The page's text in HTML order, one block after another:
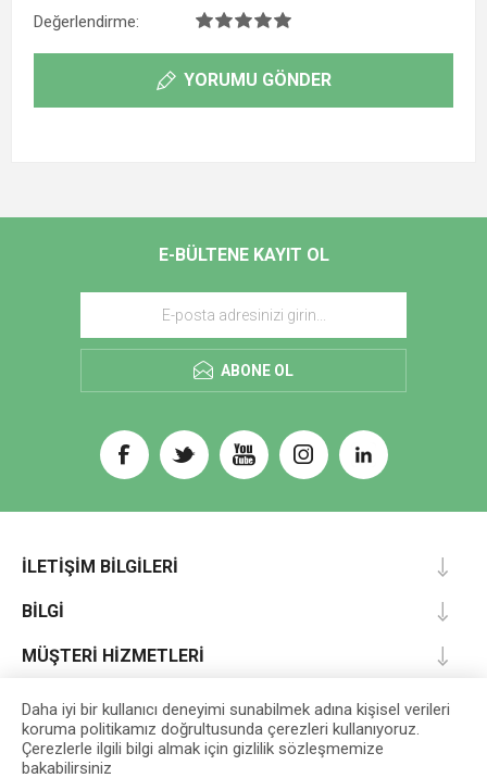
Değerlendirme:
YORUMU GÖNDER
E-BÜLTENE KAYIT OL
ABONE OL
İLETIŞIM BILGILERI
BILGI
MÜŞTERI HIZMETLERI
HESABIM
Daha iyi bir kullanıcı deneyimi sunabilmek adına kişisel verileri
koruma politikamız doğrultusunda çerezleri kullanıyoruz.
Çerezlerle ilgili bilgi almak için gizlilik sözleşmemize
bakabilirsiniz